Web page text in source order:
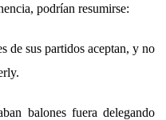
podrían resumirse:
de sus partidos aceptan, y no
balones fuera delegando